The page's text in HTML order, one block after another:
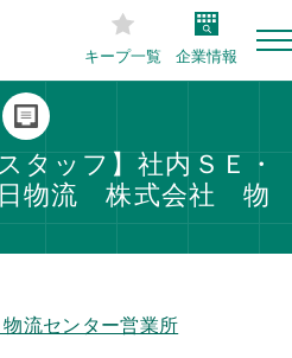
キープ一覧 企業情報
タッフ】社内ＳＥ・
日物流 株式会社 物
流センター営業所